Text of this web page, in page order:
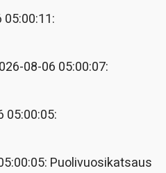
05:00:11:
08-06 05:00:07:
05:00:05:
Puolivuosikatsaus